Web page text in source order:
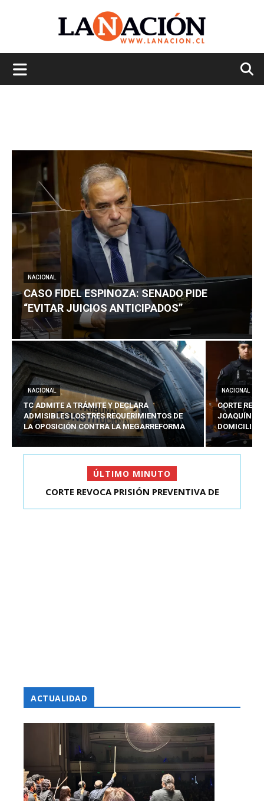
NACIONAL
CASO FIDEL ESPINOZA: SENADO PIDE
“EVITAR JUICIOS ANTICIPADOS”
NACIONAL
TC ADMITE A TRÁMITE Y DECLARA
ADMISIBLES LOS TRES REQUERIMIENTOS DE
LA OPOSICIÓN CONTRA LA MEGARREFORMA
NACIONAL
CORTE
JOAQUÍN
ÚLTIMO MINUTO
CASO FIDEL ESPINOZA: SENADO PIDE “EVITAR
CORTE REVOCA PRISIÓN PREVENTIVA DE
ACTUALIDAD